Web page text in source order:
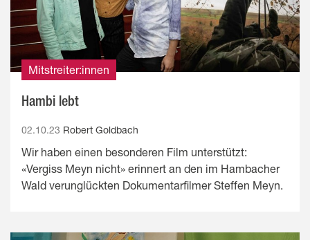
Mitstreiter:innen
Hambi lebt
02.10.23 Robert Goldbach
Wir haben einen besonderen Film unterstützt:
«Vergiss Meyn nicht» erinnert an den im Hambacher
Wald verunglückten Dokumentarfilmer Steffen Meyn.